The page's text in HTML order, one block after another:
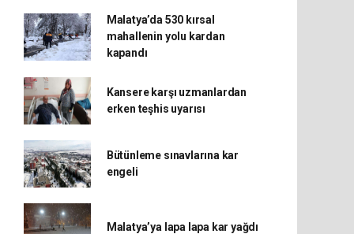
Malatya’da 530 kırsal
mahallenin yolu kardan
kapandı
Kansere karşı uzmanlardan
erken teşhis uyarısı
Bütünleme sınavlarına kar
engeli
Malatya’ya lapa lapa kar yağdı